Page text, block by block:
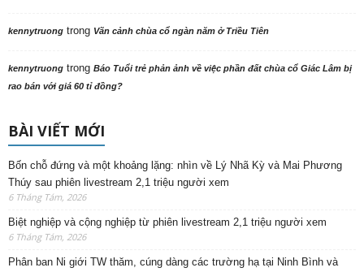
kennytruong trong Vãn cảnh chùa cổ ngàn năm ở Triều Tiên
kennytruong trong Báo Tuổi trẻ phản ảnh về việc phần đất chùa cổ Giác Lâm bị
rao bán với giá 60 tỉ đồng?
BÀI VIẾT MỚI
Bốn chỗ đứng và một khoảng lặng: nhìn về Lý Nhã Kỳ và Mai Phương
Thúy sau phiên livestream 2,1 triệu người xem
6 Tháng Tám, 2026
Biệt nghiệp và cộng nghiệp từ phiên livestream 2,1 triệu người xem
6 Tháng Tám, 2026
Phân ban Ni giới TW thăm, cúng dàng các trường hạ tại Ninh Bình và